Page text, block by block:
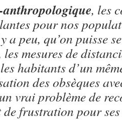
, les
pour nos
peu, qu’on puisse
mesures de
habitants d’un
des obsèques
vrai problème de
de frustration pour